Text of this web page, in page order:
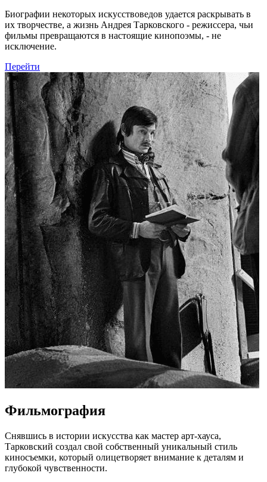
Биографии некоторых искусствоведов удается раскрывать в
их творчестве, а жизнь Андрея Тарковского - режиссера, чьи
фильмы превращаются в настоящие кинопоэмы, - не
исключение.
Перейти
Фильмография
Снявшись в истории искусства как мастер арт-хауса,
Тарковский создал свой собственный уникальный стиль
киносъемки, который олицетворяет внимание к деталям и
глубокой чувственности.